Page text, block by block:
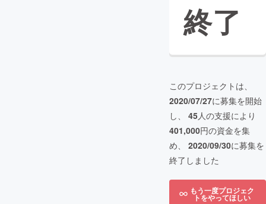
終了
このプロジェクトは、
2020/07/27に募集を開始
し、 45人の支援により
401,000円の資金を集
め、 2020/09/30に募集を
終了しました
もう一度プロジェク
トをやってほしい